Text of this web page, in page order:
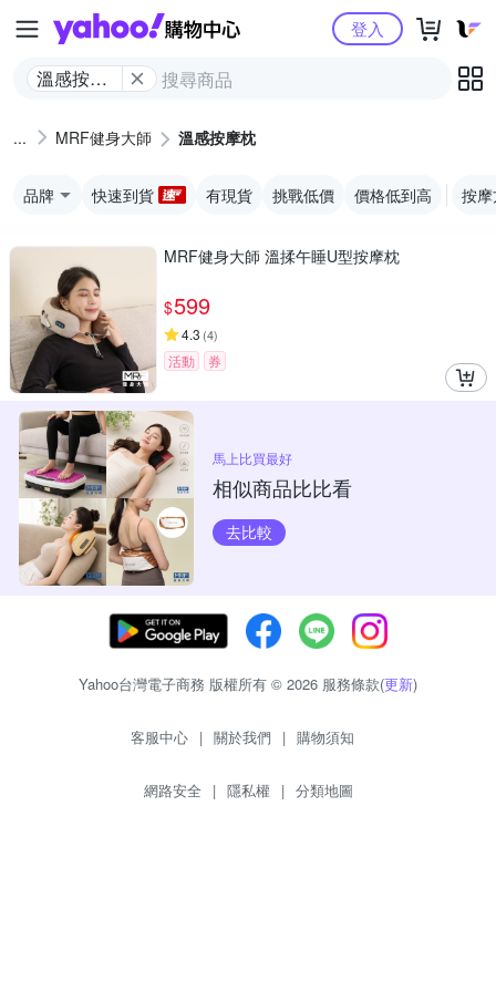
Yahoo購物中心
溫感按摩
登入
MRF健身大師 溫感按摩枕
品牌 快速到貨 有現貨 挑戰低價 價格低到高 按
MRF健身大師 溫揉午睡U型按摩枕
$599
4.3 (4)
活動 券
馬上比買最好
相似商品比比看
去比較
Yahoo台灣電子商務 版權所有 © 2026 服務條款(更新)
客服中心 | 關於我們 | 購物須知
網路安全 | 隱私權 | 分類地圖